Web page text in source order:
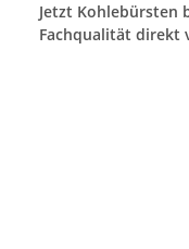
Jetzt Kohlebürsten
Fachqualität direkt